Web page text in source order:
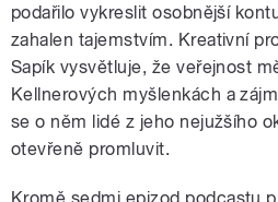
podařilo vykreslit osobnější
zahalen tajemstvím. Kreativní
Sapík vysvětluje, že veřejnost
Kellnerových myšlenkách a
se o něm lidé z jeho nejužšího
otevřeně promluvit.